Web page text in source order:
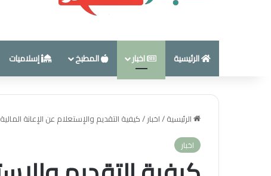
الرئيسية اخبار المطبخ إسلاميات
الرئيسية/اخبار/كيفية التقديم والإستعلام عن الإعانة المالية
اخبار